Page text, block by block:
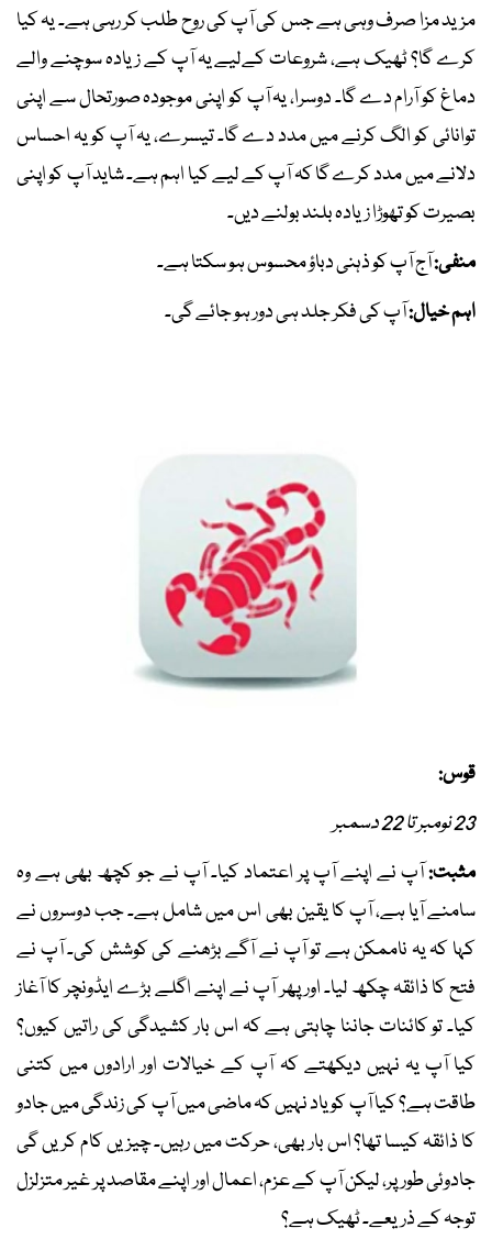
مزید مزا صرف وہی ہے جس کی آپ کی روح طلب کر رہی ہے۔ یہ کیا
کرے گا؟ ٹھیک ہے، شروعات کےلیے یہ آپ کے زیادہ سوچنے والے
دماغ کو آرام دے گا۔ دوسرا، یہ آپ کو اپنی موجودہ صورتحال سے اپنی
توانائی کو الگ کرنے میں مدد دے گا۔ تیسرے، یہ آپ کو یہ احساس
دلانے میں مدد کرے گا کہ آپ کے لیے کیا اہم ہے۔ شاید آپ کو اپنی
بصیرت کو تھوڑا زیادہ بلند بولنے دیں۔
منفی:آج آپ کو ذہنی دباؤ محسوس ہو سکتا ہے۔
اہم خیال:آپ کی فکر جلد ہی دور ہو جائے گی۔
قوس:
23 نومبر تا 22 دسمبر
مثبت:آپ نے اپنے آپ پر اعتماد کیا۔ آپ نے جو کچھ بھی ہے وہ
سامنے آیا ہے، آپ کا یقین بھی اس میں شامل ہے۔ جب دوسروں نے
کہا کہ یہ ناممکن ہے تو آپ نے آگے بڑھنے کی کوشش کی۔ آپ نے
فتح کا ذائقہ چکھ لیا۔ اور پھر آپ نے اپنے اگلے بڑے ایڈونچر کا آغاز
کیا۔ تو کائنات جاننا چاہتی ہے کہ اس بار کشیدگی کی راتیں کیوں؟
کیا آپ یہ نہیں دیکھتے کہ آپ کے خیالات اور ارادوں میں کتنی
طاقت ہے؟ کیا آپ کو یاد نہیں کہ ماضی میں آپ کی زندگی میں جادو
کا ذائقہ کیسا تھا؟ اس بار بھی، حرکت میں رہیں۔ چیزیں کام کریں گی
جادوئی طور پر، لیکن آپ کے عزم، اعمال اور اپنے مقاصد پر غیر متزلزل
توجہ کے ذریعے۔ ٹھیک ہے؟